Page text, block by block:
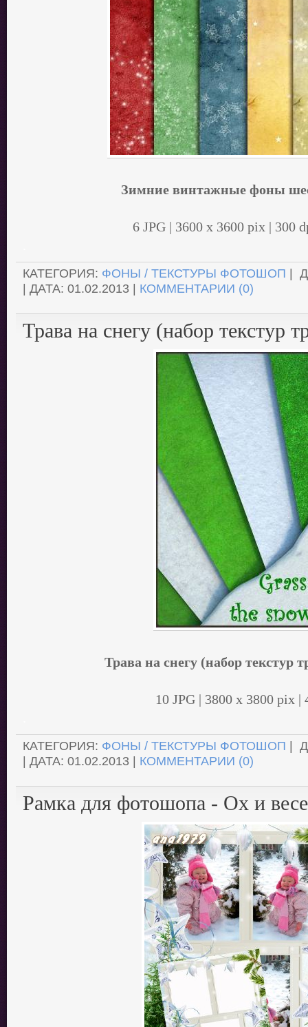
Зимние винтажные фоны
6 JPG | 3600 x 3600 pix | 300
КАТЕГОРИЯ: ФОНЫ / ТЕКСТУРЫ ФОТОШОП |
| ДАТА: 01.02.2013 | КОММЕНТАРИИ (0)
Трава на снегу (набор текстур
Трава на снегу (набор текстур
10 JPG | 3800 x 3800 pix |
КАТЕГОРИЯ: ФОНЫ / ТЕКСТУРЫ ФОТОШОП |
| ДАТА: 01.02.2013 | КОММЕНТАРИИ (0)
Рамка для фотошопа - Ох и